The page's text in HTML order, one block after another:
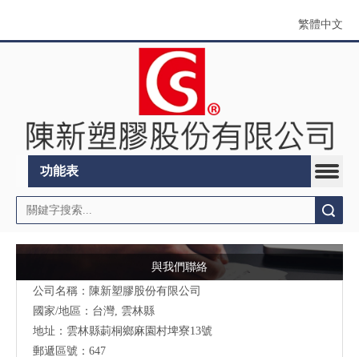
繁體中文
功能表
與我們聯絡
公司名稱：陳新塑膠股份有限公司
國家/地區：台灣, 雲林縣
地址： 雲林縣莿桐鄉麻園村埤寮13號
郵遞區號：647